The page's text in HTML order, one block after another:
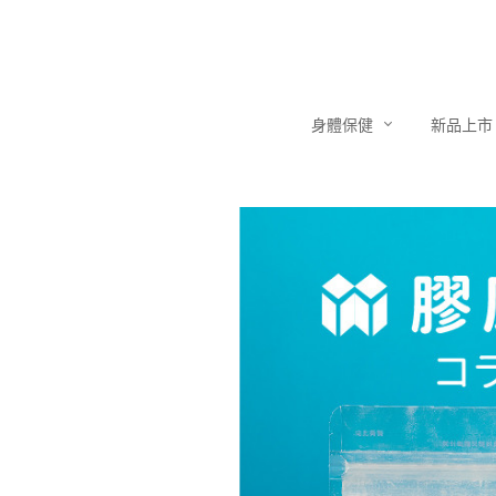
身體保健 新品上市